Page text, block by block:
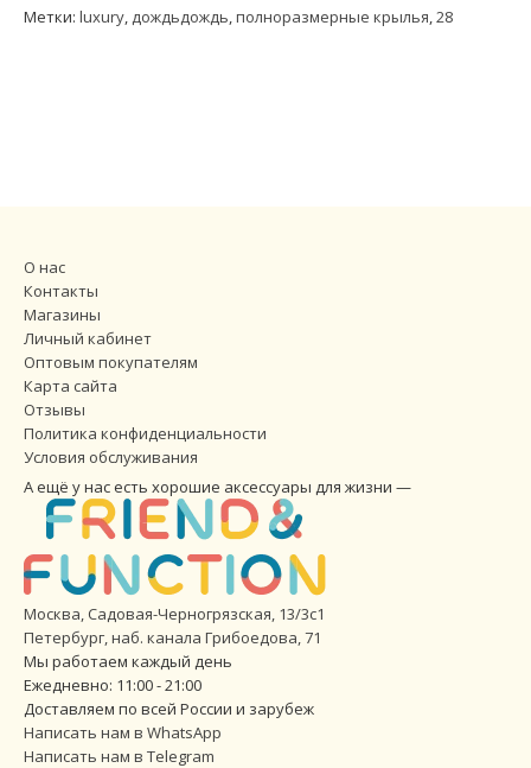
Метки: luxury, дождьдождь,полноразмерные крылья,28
О нас
Контакты
Магазины
Личный кабинет
Оптовым покупателям
Карта сайта
Отзывы
Политика конфиденциальности
Условия обслуживания
А ещё у нас есть хорошие аксессуары для жизни —
Москва, Садовая-Черногрязская, 13/3с1
Петербург,наб. канала Грибоедова, 71
Мы работаем каждый день
Ежедневно: 11:00 - 21:00
Доставляем по всей России и зарубеж
Написать нам в WhatsApp
Написать нам в Telegram